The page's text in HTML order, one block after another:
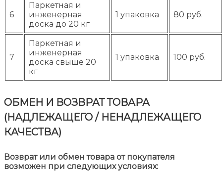
6
Паркетная и
инженерная
доска до 20 кг
1 упаковка 80 руб.
7
Паркетная и
инженерная
доска свыше 20
кг
1 упаковка 100 руб.
ОБМЕН И ВОЗВРАТ ТОВАРА
(НАДЛЕЖАЩЕГО / НЕНАДЛЕЖАЩЕГО
КАЧЕСТВА)
Возврат или обмен товара от покупателя
возможен при следующих условиях: